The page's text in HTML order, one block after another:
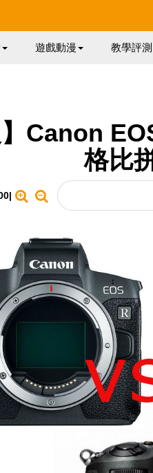
遊戲動漫 教學評測
】Canon
格比
|